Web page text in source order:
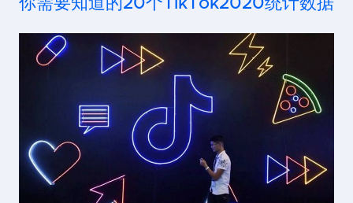
你需要知道的20个TikTok2020统计数据